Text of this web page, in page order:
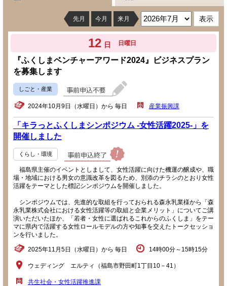
先月 今月 来月
12 日 日曜日
『ふくしまベンチャーアワード2024』ビジネスプラン
を募集します
しごと・産業
2024年10月9日（水曜日）から 毎日 産業振興課
「キラっとふくしまシンポジウム -女性活躍2025-」を
開催しました
くらし・環境
福島県主催のイベントとしまして、女性活躍に向けた機運の醸成や、職
場・地域における男女の意識改革を図るため、別添のチラシのとおり女性
活躍をテーマとした標記シンポジウムを開催しました。
シンポジウムでは、先進的な取組を行っておられる森永乳業様から「森
永乳業株式会社における女性活躍等の取組と企業メリット」についてご講
演いただいたほか、「若者・女性に選ばれるこれからのふくしま」をテー
マに県内で活躍する女性ロールモデルの方や知事を交えたトークセッショ
ンを行いました。
2025年11月5日（水曜日）から 毎日 14時00分～15時15分
ウェディング エルティ（福島市野田町1丁目10－41）
共生社会・女性活躍推進課